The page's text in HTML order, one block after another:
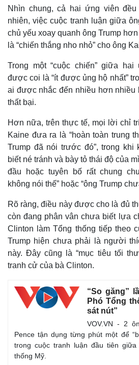
Nhìn chung, cả hai ứng viên
nhiên, việc cuộc tranh luận giữa
chủ yếu xoay quanh ông Trump
là “chiến thắng nho nhỏ” cho ông
Trong một “cuộc chiến” giữa
được coi là “ít được ủng hộ nhất”
ai được nhắc đến nhiều hơn nhiều
thất bại.
Hơn nữa, trên thực tế, mọi lời chỉ
Kaine đưa ra là “hoàn toàn trung
Trump đã nói trước đó”, trong khi
biết né tránh và bày tỏ thái độ của
đầu hoặc tuyên bố rất chung
không nói thế” hoặc “ông Trump
Rõ ràng, điều này được cho là đủ
còn đang phân vân chưa biết lựa
Clinton làm Tổng thống tiếp theo
Trump hiện chưa phải là người
này. Đây cũng là “mục tiêu tối
tranh cử của bà Clinton.
“So găng”
Phó Tổng
sát nút”
VOV.VN - 2
Pence tận dụng từng phút một để
trong cuộc tranh luận đầu tiên
thống Mỹ.